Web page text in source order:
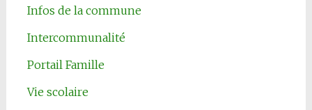
Infos de la commune
Intercommunalité
Portail Famille
Vie scolaire